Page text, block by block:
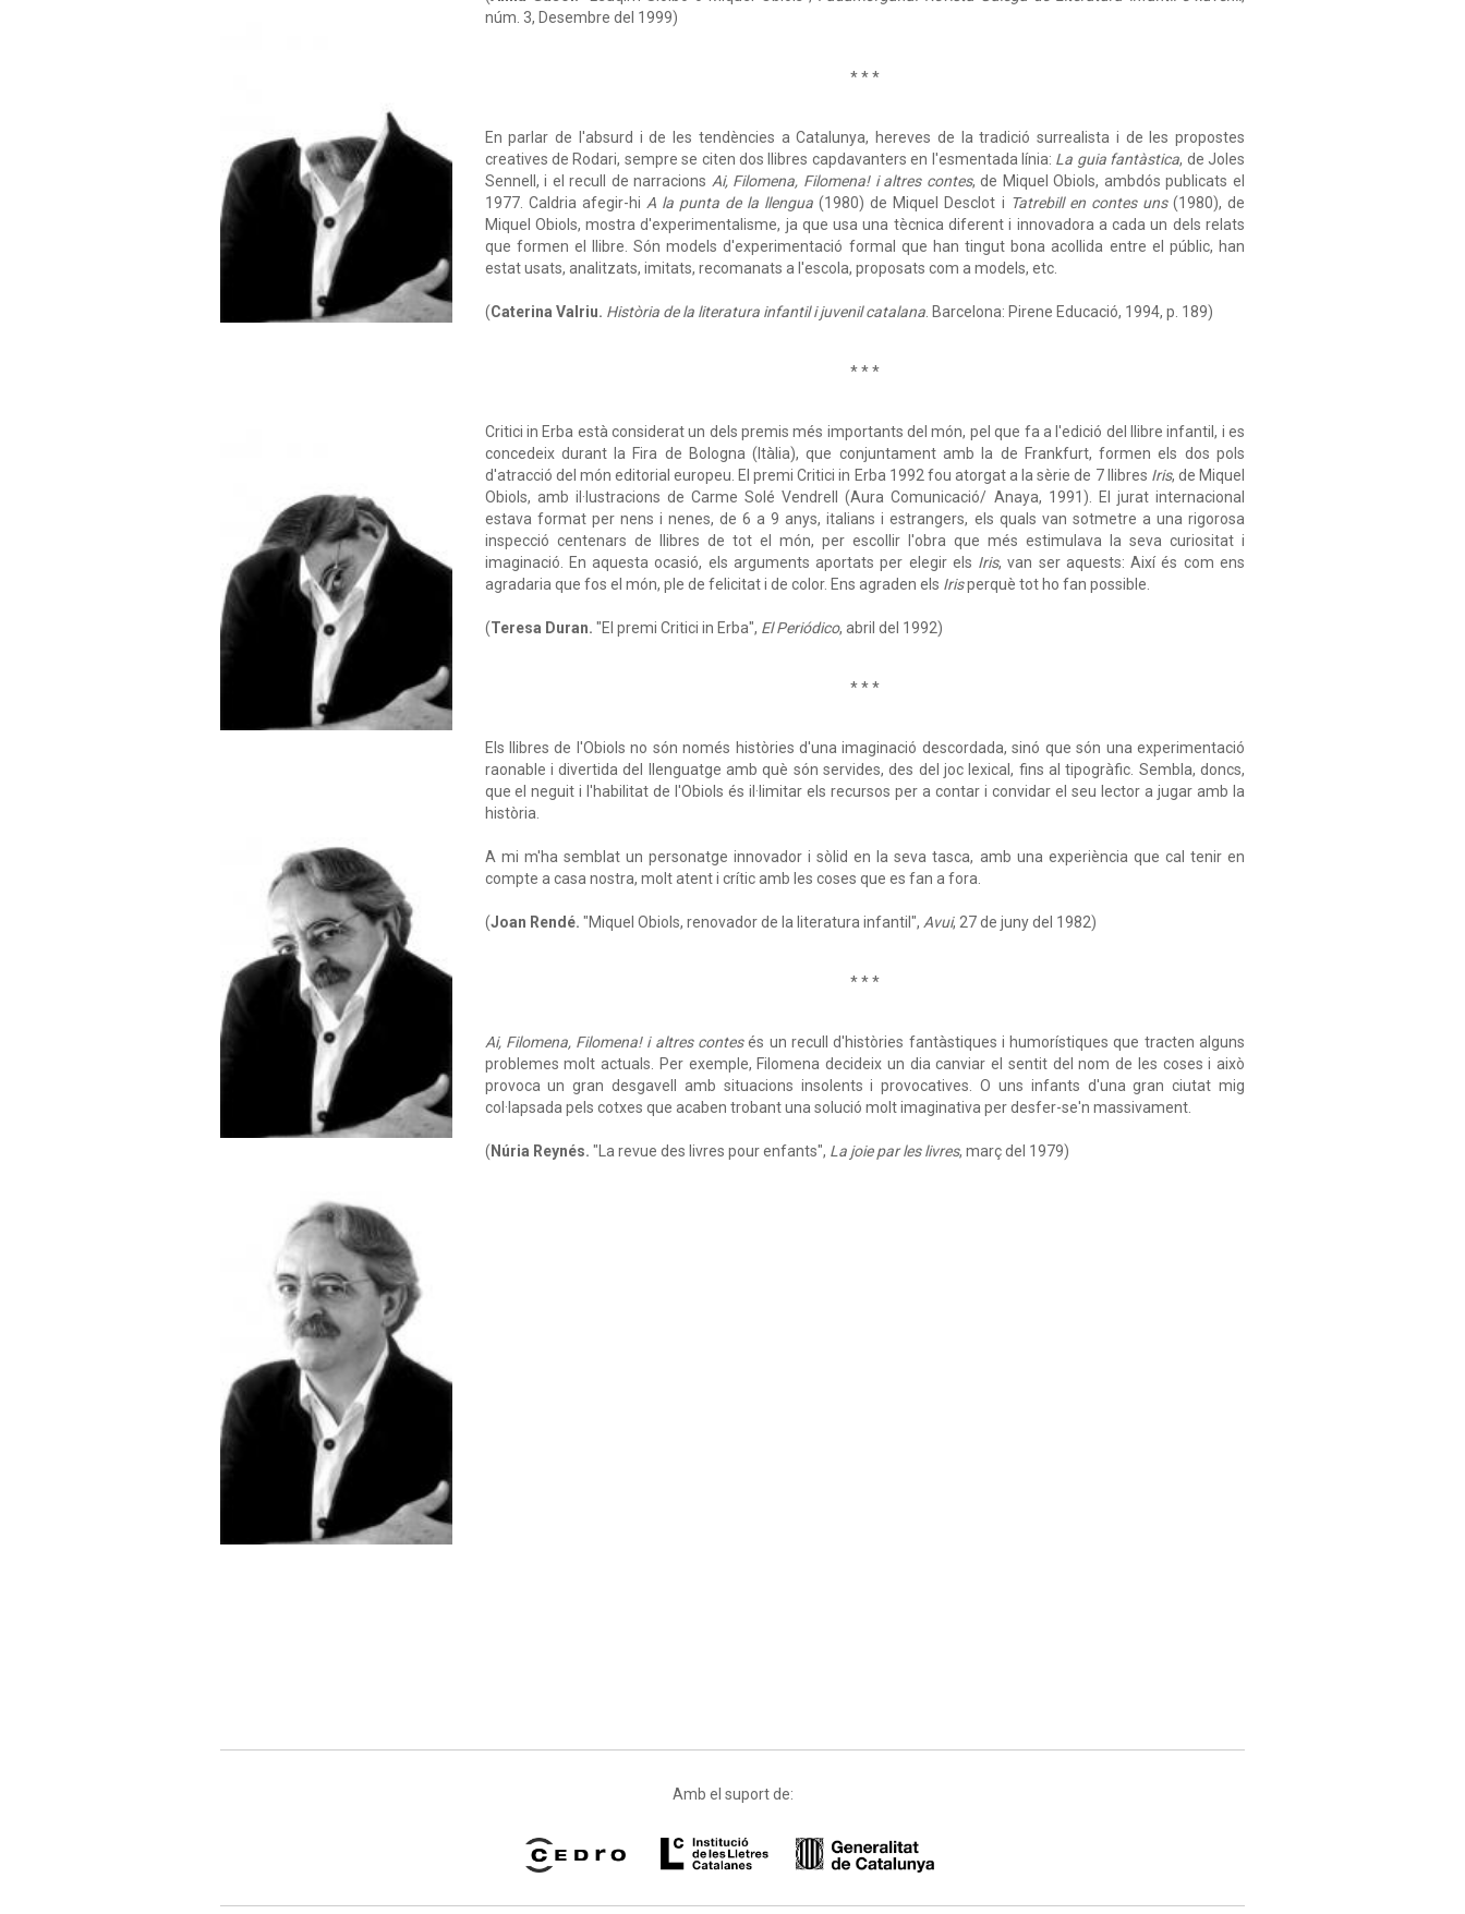
núm. 3, Desembre del 1999)
* * *
En parlar de l'absurd i de les tendències a Catalunya, hereves de la tradició surrealista i de les propostes
creatives de Rodari, sempre se citen dos llibres capdavanters en l'esmentada línia: La guia fantàstica, de Joles
Sennell, i el recull de narracions Ai, Filomena, Filomena! i altres contes, de Miquel Obiols, ambdós publicats el
1977. Caldria afegir-hi A la punta de la llengua (1980) de Miquel Desclot i Tatrebill en contes uns(1980), de
Miquel Obiols, mostra d'experimentalisme, ja que usa una tècnica diferent i innovadora a cada un dels relats
que formen el llibre. Són models d'experimentació formal que han tingut bona acollida entre el públic, han
estat usats, analitzats, imitats, recomanats a l'escola, proposats com a models, etc.
(Caterina Valriu. Història de la literatura infantil i juvenil catalana. Barcelona: Pirene Educació, 1994, p. 189)
* * *
Critici in Erba està considerat un dels premis més importants del món, pel que fa a l'edició del llibre infantil, i es
concedeix durant la Fira de Bologna (Itàlia), que conjuntament amb la de Frankfurt, formen els dos pols
d'atracció del món editorial europeu. El premi Critici in Erba 1992 fou atorgat a la sèrie de 7 llibres Iris, de Miquel
Obiols, amb il·lustracions de Carme Solé Vendrell (Aura Comunicació/ Anaya, 1991). El jurat internacional
estava format per nens i nenes, de 6 a 9 anys, italians i estrangers, els quals van sotmetre a una rigorosa
inspecció centenars de llibres de tot el món, per escollir l'obra que més estimulava la seva curiositat i
imaginació. En aquesta ocasió, els arguments aportats per elegir els Iris, van ser aquests: Així és com ens
agradaria que fos el món, ple de felicitat i de color. Ens agraden els Irisperquè tot ho fan possible.
(Teresa Duran. "El premi Critici in Erba", El Periódico, abril del 1992)
* * *
Els llibres de l'Obiols no són només històries d'una imaginació descordada, sinó que són una experimentació
raonable i divertida del llenguatge amb què són servides, des del joc lexical, fins al tipogràfic. Sembla, doncs,
que el neguit i l'habilitat de l'Obiols és il·limitar els recursos per a contar i convidar el seu lector a jugar amb la
història.
A mi m'ha semblat un personatge innovador i sòlid en la seva tasca, amb una experiència que cal tenir en
compte a casa nostra, molt atent i crític amb les coses que es fan a fora.
(Joan Rendé. "Miquel Obiols, renovador de la literatura infantil", Avui, 27 de juny del 1982)
* * *
Ai, Filomena, Filomena! i altres contesés un recull d'històries fantàstiques i humorístiques que tracten alguns
problemes molt actuals. Per exemple, Filomena decideix un dia canviar el sentit del nom de les coses i això
provoca un gran desgavell amb situacions insolents i provocatives. O uns infants d'una gran ciutat mig
col·lapsada pels cotxes que acaben trobant una solució molt imaginativa per desfer-se'n massivament.
( Núria Reynés. "La revue des livres pour enfants", La joie par les livres, març del 1979)
Amb el suport de: